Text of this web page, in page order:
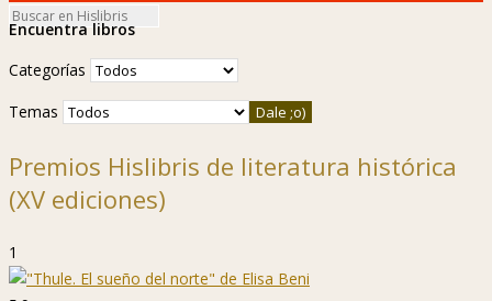
Encuentra libros
Categorías
Temas
Premios Hislibris de literatura histórica
(XV ediciones)
1